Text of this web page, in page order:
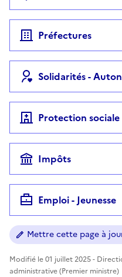
Préfectures
Solidarités -
Protection sociale
Impôts
Emploi - Jeunesse
Mettre cette page à
Modifié le 01 juillet 2025 -
administrative (Premier ministre)